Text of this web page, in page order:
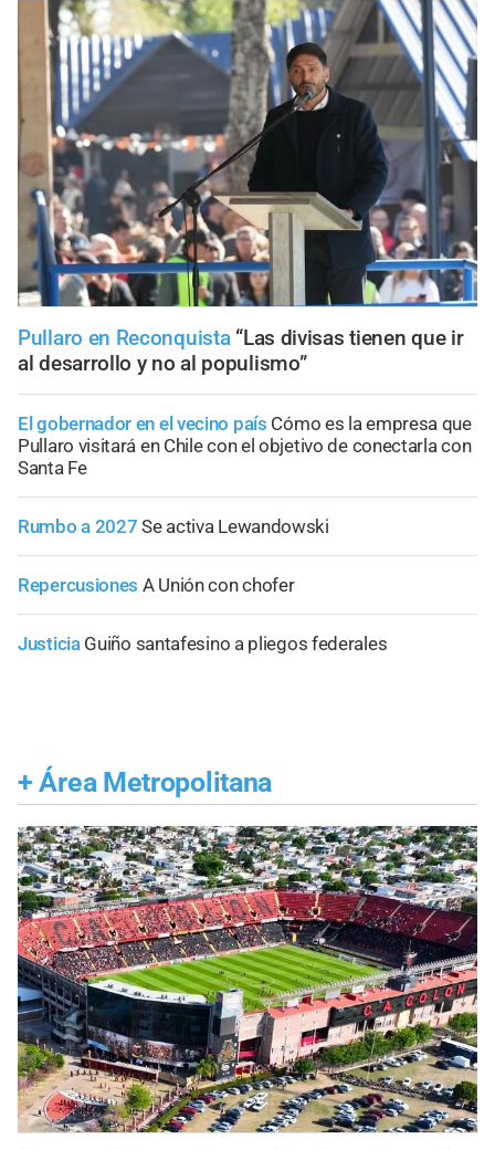
Pullaro en Reconquista “Las divisas tienen que ir
al desarrollo y no al populismo”
El gobernador en el vecino país Cómo es la empresa que
Pullaro visitará en Chile con el objetivo de conectarla con
Santa Fe
Rumbo a 2027 Se activa Lewandowski
Repercusiones A Unión con chofer
Justicia Guiño santafesino a pliegos federales
+ Área Metropolitana